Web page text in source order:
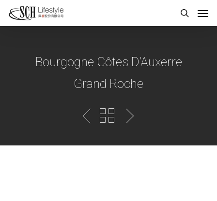
Bourgogne Côtes D’Auxerre
Grand Roche